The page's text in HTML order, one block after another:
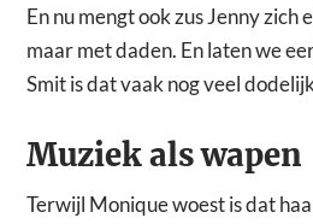
En nu mengt ook zus Jenny
maar met daden. En laten we
Smit is dat vaak nog veel
Muziek als wapen
Terwijl Monique woest is dat